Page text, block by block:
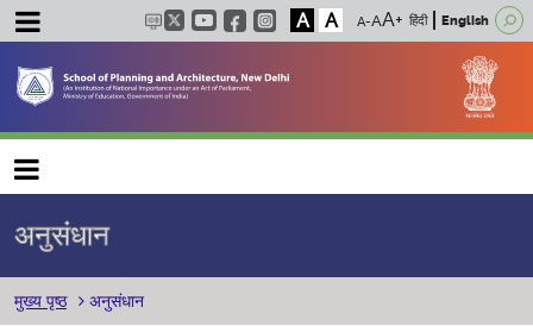
A A हिंदी English
Main navigation
अनुसंधान
पग चिन्ह
मुख्य पृष्ठ अनुसंधान